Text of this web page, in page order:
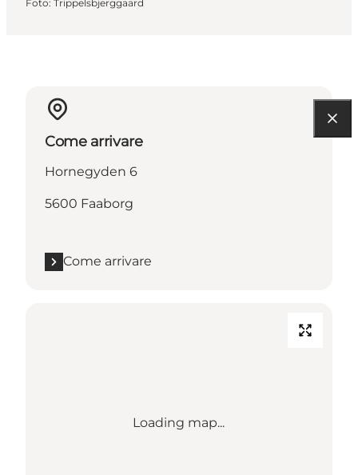
Foto: Trippelsbjerggaard
Come arrivare
Hornegyden 6
5600 Faaborg
Come arrivare
Loading map...